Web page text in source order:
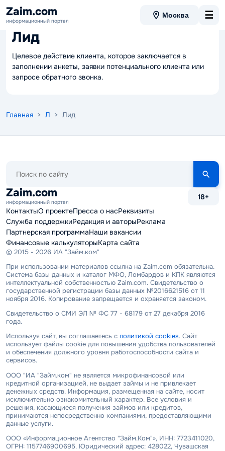
Zaim.com
информационный портал
Москва ☰
Вернуться в словарь
Лид
Целевое действие клиента, которое заключается в
заполнении анкеты, заявки потенциального клиента или
запросе обратного звонка.
Главная > Л > Лид
сайту
Zaim.com
информационный портал
18+
КонтактыО проектеПресса о насРеквизиты
Служба поддержкиРедакция и авторыРеклама
Партнерская программаНаши вакансии
Финансовые калькуляторыКарта сайта
© 2015 - 2026 ИА "Займ.ком"
При использовании материалов ссылка на Zaim.com обязательна.
Система базы данных и каталог МФО, Ломбардов и КПК являются
интеллектуальной собственностью Zaim.com. Свидетельство о
государственной регистрации базы данных №2016621516 от 11
ноября 2016. Копирование запрещается и охраняется законом.
Свидетельство о СМИ ЭЛ № ФС 77 - 68179 от 27 декабря 2016
года.
Используя сайт, вы соглашаетесь с политикой cookies. Сайт
использует файлы cookie для повышения удобства пользователей
и обеспечения должного уровня работоспособности сайта и
сервисов.
ООО "ИА "Займ.ком" не является микрофинансовой или
кредитной организацией, не выдает займы и не привлекает
денежных средств. Информация, размещенная на сайте, носит
исключительно ознакомительный характер. Все условия и
решения, касающиеся получения займов или кредитов,
принимаются непосредственно компаниями, предоставляющими
данные услуги.
ООО «Информационное Агентство "Займ.Ком"», ИНН: 7723411020,
ОГРН: 1157746900695. Юридический адрес: 428022, Чувашская